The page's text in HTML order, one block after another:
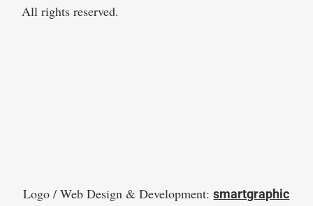
All rights reserved.
Logo / Web Design & Development:smartgraphic